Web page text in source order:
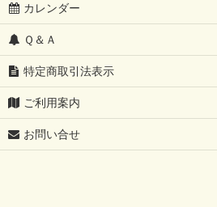
カレンダー
Ｑ＆Ａ
特定商取引法表示
ご利用案内
お問い合せ